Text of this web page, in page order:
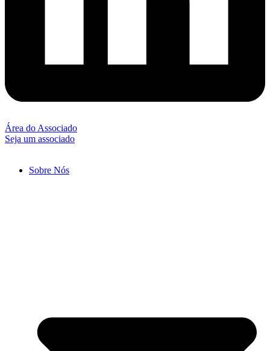
Área do Associado
Seja um associado
Sobre Nós